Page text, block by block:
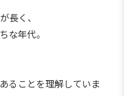
長く、
な年代。
ることを理解していま